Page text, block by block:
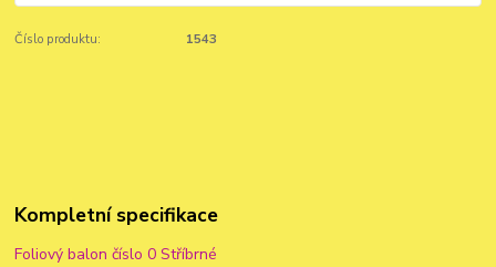
Číslo produktu: 1543
Kompletní specifikace
Foliový balon číslo 0 Stříbrné